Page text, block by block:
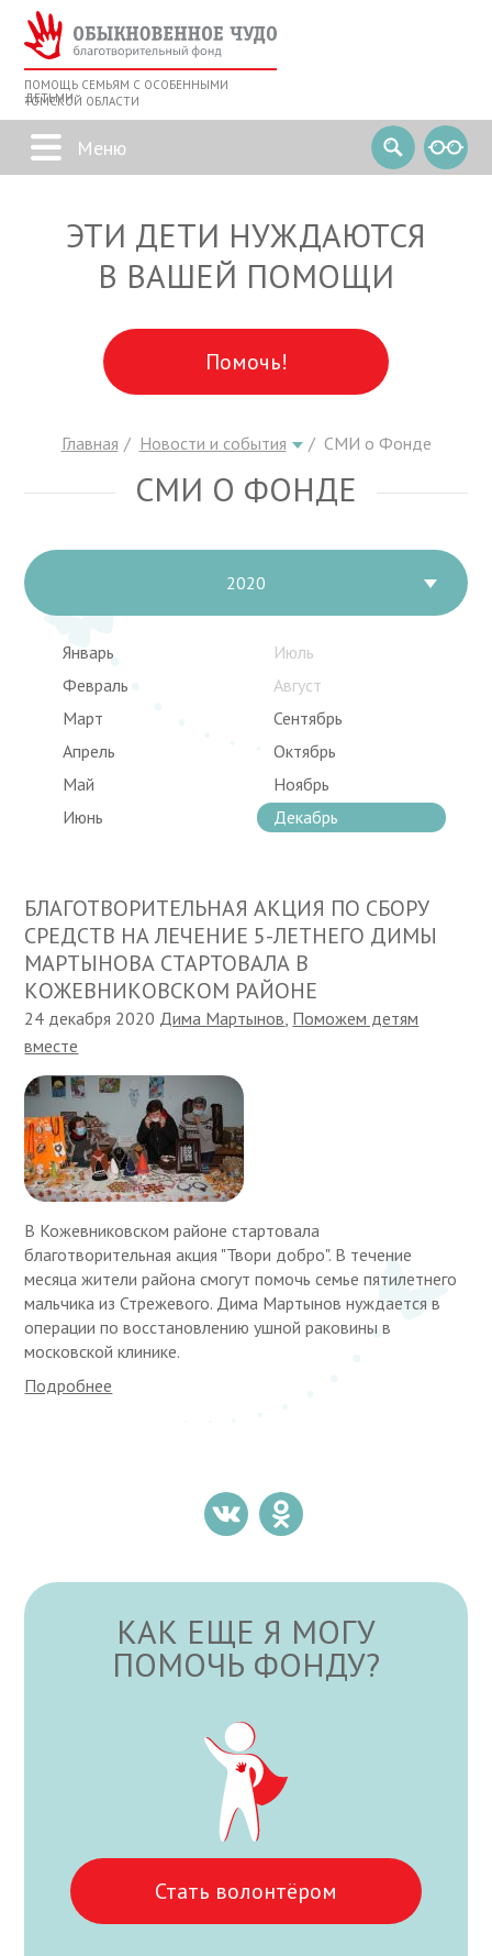
ПОМОЩЬ СЕМЬЯМ С ОСОБЕННЫМИ
ДЕТЬМИ
ТОМСКОЙ ОБЛАСТИ
ЭТИ ДЕТИ НУЖДАЮТСЯ
В ВАШЕЙ ПОМОЩИ
Помочь!
Главная Новости и события СМИ о Фонде
СМИ О ФОНДЕ
2020
Январь
Февраль
Март
Апрель
Май
Июнь
Июль
Август
Сентябрь
Октябрь
Ноябрь
Декабрь
БЛАГОТВОРИТЕЛЬНАЯ АКЦИЯ ПО СБОРУ
СРЕДСТВ НА ЛЕЧЕНИЕ 5-ЛЕТНЕГО ДИМЫ
МАРТЫНОВА СТАРТОВАЛА В
КОЖЕВНИКОВСКОМ РАЙОНЕ
24 декабря 2020 Дима Мартынов, Поможем детям
вместе
В Кожевниковском районе стартовала
благотворительная акция "Твори добро". В течение
месяца жители района смогут помочь семье пятилетнего
мальчика из Стрежевого. Дима Мартынов нуждается в
операции по восстановлению ушной раковины в
московской клинике.
Подробнее
КАК ЕЩЕ Я МОГУ
ПОМОЧЬ ФОНДУ?
Стать волонтёром